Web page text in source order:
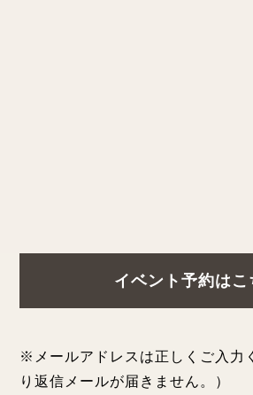
イベント予約はこ
※メールアドレスは正しくご入力
り返信メールが届きません。）